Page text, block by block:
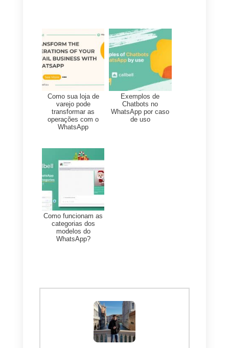
Você dever ter em
consideração que esse serviço
é pago e cobram uma taxa por
receber as mensagens.
no WhatsApp
Callbellé uma ferramenta